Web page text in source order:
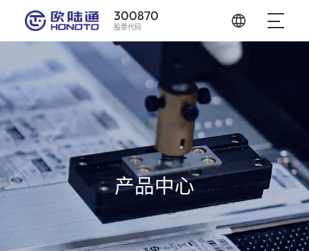
300870
股票代码
产品中心